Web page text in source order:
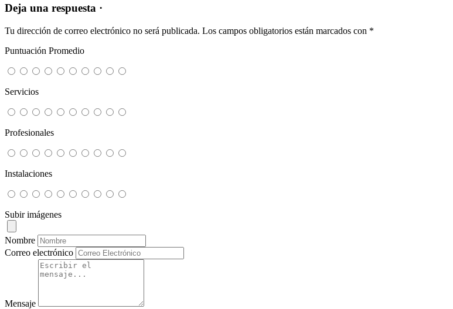
Deja una respuesta ·
Tu dirección de correo electrónico no será publicada. Los campos obligatorios están marcados con *
Puntuación Promedio
Servicios
Profesionales
Instalaciones
Subir imágenes
Nombre
Correo electrónico
Mensaje